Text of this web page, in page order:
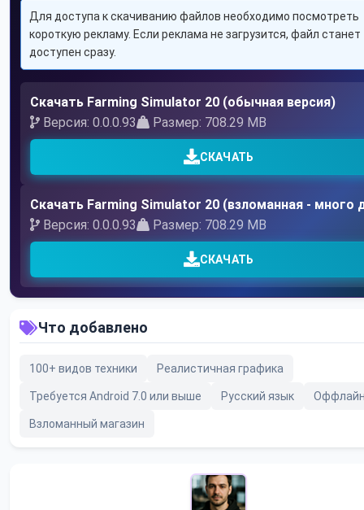
Для доступа к скачиванию файлов необходимо посмотреть
короткую рекламу. Если реклама не загрузится, файл станет
доступен сразу.
Скачать Farming Simulator 20 (обычная версия)
Версия: 0.0.0.93
Размер: 708.29 MB
СКАЧАТЬ
Скачать Farming Simulator 20 (взломанная - много
Версия: 0.0.0.93
Размер: 708.29 MB
СКАЧАТЬ
Что добавлено
100+ видов техники Реалистичная графика
Требуется Android 7.0 или выше Русский язык
Взломанный магазин